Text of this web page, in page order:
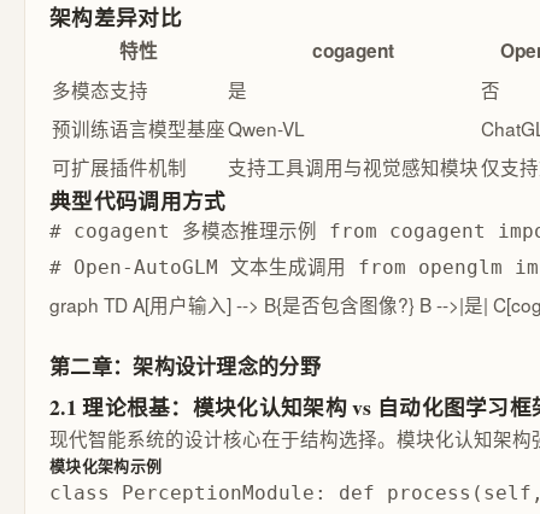
架构差异对比
特性 cogagent
多模态支持
是
否
预训练语言模型基座Qwen-VL
可扩展插件机制
支持工具调用与视觉感知模块仅支
典型代码调用方式
# cogagent 多模态推理示例 from cogagent
# Open-AutoGLM 文本生成调用 from openglm
graph TD A[用户输入] --> B{是否包含图像?} B -->|是|
第二章：架构设计理念的分野
2.1 理论根基：模块化认知架构 vs 自动化图学习框
现代智能系统的设计核心在于结构选择。模块化认知架
模块化架构示例
class PerceptionModule: def